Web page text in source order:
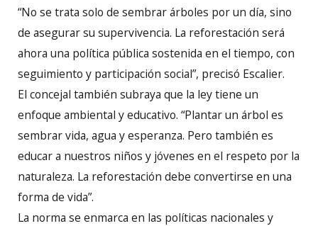
“No se trata solo de sembrar árboles por un día, sino
de asegurar su supervivencia. La reforestación será
ahora una política pública sostenida en el tiempo, con
seguimiento y participación social”, precisó Escalier.
El concejal también subraya que la ley tiene un
enfoque ambiental y educativo. “Plantar un árbol es
sembrar vida, agua y esperanza. Pero también es
educar a nuestros niños y jóvenes en el respeto por la
naturaleza. La reforestación debe convertirse en una
forma de vida”.
La norma se enmarca en las políticas nacionales y